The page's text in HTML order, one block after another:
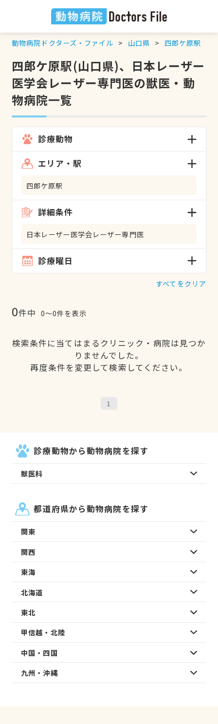
動物病院ドクターズ・ファイル 山口県 四郎ケ原駅
四郎ケ原駅(山口県)、日本レーザー
医学会レーザー専門医の獣医・動
物病院一覧
診療動物
エリア・駅
四郎ケ原駅
詳細条件
日本レーザー医学会レーザー専門医
診療曜日
すべてをクリア
0件中 0〜0件を表示
検索条件に当てはまるクリニック・病院は見つか
りませんでした。
再度条件を変更して検索してください。
1
診療動物から動物病院を探す
獣医科
都道府県から動物病院を探す
関東
関西
東海
北海道
東北
甲信越・北陸
中国・四国
九州・沖縄